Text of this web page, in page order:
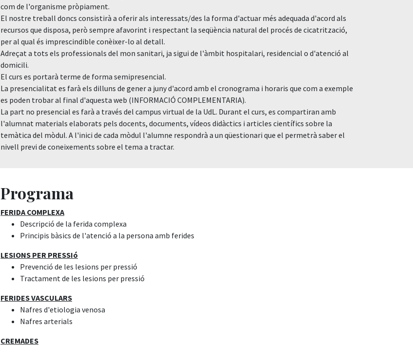
com de l'organisme pròpiament.
El nostre treball doncs consistirà a oferir als interessats/des la forma d'actuar més adequada d'acord als
recursos que disposa, però sempre afavorint i respectant la seqüència natural del procés de cicatrització,
per al qual és imprescindible conèixer-lo al detall.
Adreçat a tots els professionals del mon sanitari, ja sigui de l'àmbit hospitalari, residencial o d'atenció al
domicili.
El curs es portarà terme de forma semipresencial.
La presencialitat es farà els dilluns de gener a juny d'acord amb el cronograma i horaris que com a exemple
es poden trobar al final d'aquesta web (INFORMACIÓ COMPLEMENTARIA).
La part no presencial es farà a través del campus virtual de la UdL. Durant el curs, es compartiran amb
l'alumnat materials elaborats pels docents, documents, vídeos didàctics i articles científics sobre la
temàtica del mòdul. A l'inici de cada mòdul l'alumne respondrà a un qüestionari que el permetrà saber el
nivell previ de coneixements sobre el tema a tractar.
Programa
FERIDA COMPLEXA
Descripció de la ferida complexa
Principis bàsics de l'atenció a la persona amb ferides
LESIONS PER PRESSIó
Prevenció de les lesions per pressió
Tractament de les lesions per pressió
FERIDES VASCULARS
Nafres d'etiologia venosa
Nafres arterials
CREMADES